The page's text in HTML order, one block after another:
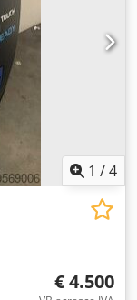
1 /4
€ 4.500